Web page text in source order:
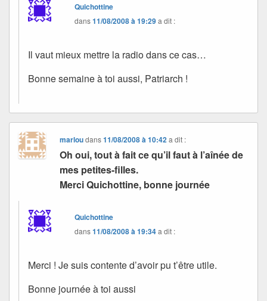
Quichottine
dans11/08/2008 à 19:29a dit :
Il vaut mieux mettre la radio dans ce cas…
Bonne semaine à toi aussi, Patriarch !
marloudans11/08/2008 à 10:42 a dit :
Oh oui, tout à fait ce qu’il faut à l’aînée de
mes petites-filles.
Merci Quichottine, bonne journée
Quichottine
dans11/08/2008 à 19:34a dit :
Merci ! Je suis contente d’avoir pu t’être utile.
Bonne journée à toi aussi